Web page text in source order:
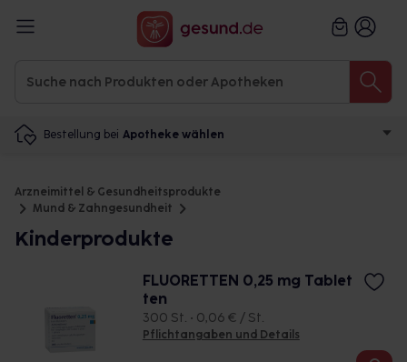
Bestellung bei Apotheke wählen
Arzneimittel & Gesundheitsprodukte
Mund & Zahngesundheit
Kinderprodukte
FLUORETTEN 0,25 mg Tablet
ten
300 St. • 0,06 € / St.
Pflichtangaben und Details